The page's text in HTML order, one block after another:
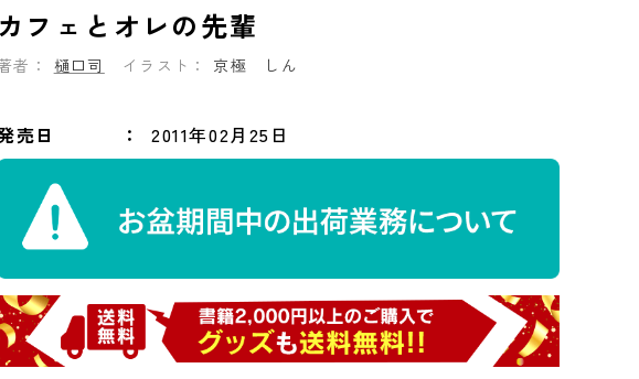
カフェとオレの先輩
者： 樋口司 イラスト： 京極 しん
売日 2011年02月25日